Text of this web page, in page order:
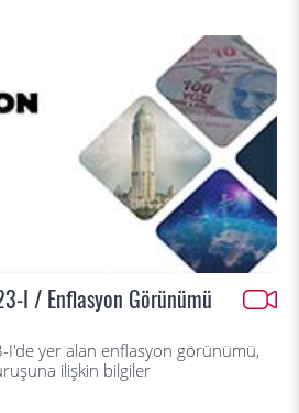
I / Enflasyon Görünümü
I'de yer alan enflasyon görünümü,
ilişkin bilgiler